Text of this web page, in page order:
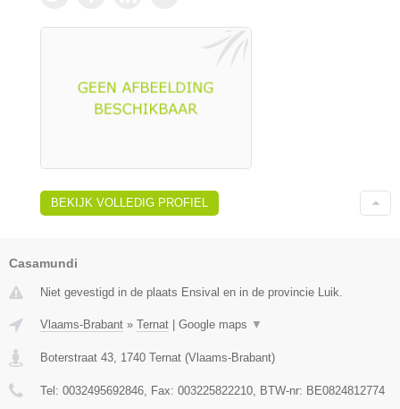
BEKIJK VOLLEDIG PROFIEL
Casamundi
Niet gevestigd in de plaats Ensival en in de provincie Luik.
Vlaams-Brabant » Ternat Google maps ▼
Boterstraat 43 1740 Ternat (Vlaams-Brabant)
Tel: 0032495692846 , Fax: 003225822210 , BTW-nr: BE0824812774